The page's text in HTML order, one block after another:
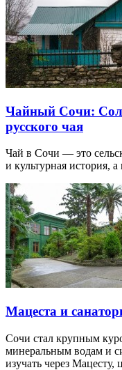
Чайный Сочи:
русского чая
Чай в Сочи — это
и культурная история, а
Мацеста и
Сочи стал крупным
минеральным водам и
изучать через